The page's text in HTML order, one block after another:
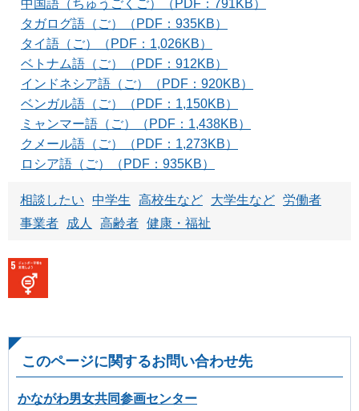
中国語（ちゅうごくご）（PDF：791KB）
タガログ語（ご）（PDF：935KB）
タイ語（ご）（PDF：1,026KB）
ベトナム語（ご）（PDF：912KB）
インドネシア語（ご）（PDF：920KB）
ベンガル語（ご）（PDF：1,150KB）
ミャンマー語（ご）（PDF：1,438KB）
クメール語（ご）（PDF：1,273KB）
ロシア語（ご）（PDF：935KB）
相談したい 中学生 高校生など 大学生など 労働者
事業者
成人 高齢者 健康・福祉
このページに関するお問い合わせ先
かながわ男女共同参画センター